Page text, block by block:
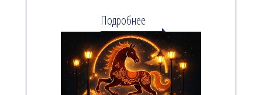
Подробнее